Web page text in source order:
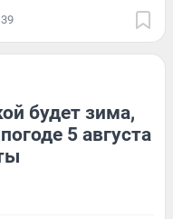
39
будет зима,
5 августа